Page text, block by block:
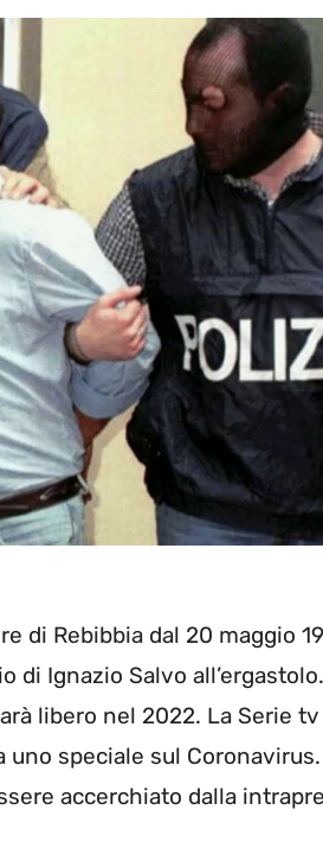
di Rebibbia dal 20 maggio
Ignazio Salvo
libero nel 2022. La Serie
speciale sul
accerchiato dalla